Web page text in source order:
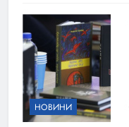
НОВИНИ